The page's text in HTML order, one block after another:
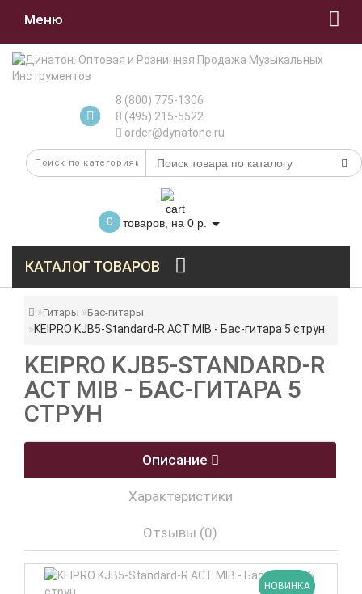
Меню
8 (800) 775-1306
8 (495) 215-5522
order@dynatone.ru
0 товаров, на 0 р.
КАТАЛОГ ТОВАРОВ
Гитары Бас-гитары
KEIPRO KJB5-Standard-R ACT MIB - Бас-гитара 5 струн
KEIPRO KJB5-STANDARD-R
ACT MIB - БАС-ГИТАРА 5
СТРУН
Описание
Характеристики
Отзывы (0)
НОВИНКА